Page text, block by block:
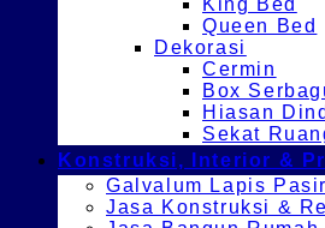
King Bed
Queen Bed
Dekorasi
Cermin
Box
Hiasan
Sekat
Konstruksi, Interior &
Galvalum Lapis Pasir
Jasa Konstruksi &